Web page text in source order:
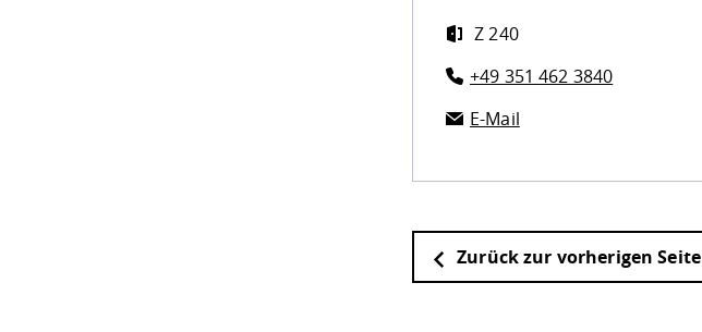
Z 240
+49 351 462 3840
E-Mail
Zurück zur vorherigen Seite